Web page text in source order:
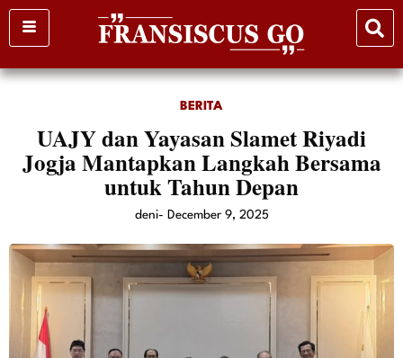
Skip
to
BERITA
UAJY dan Yayasan Slamet Riyadi
Jogja Mantapkan Langkah Bersama
untuk Tahun Depan
deni- December 9, 2025